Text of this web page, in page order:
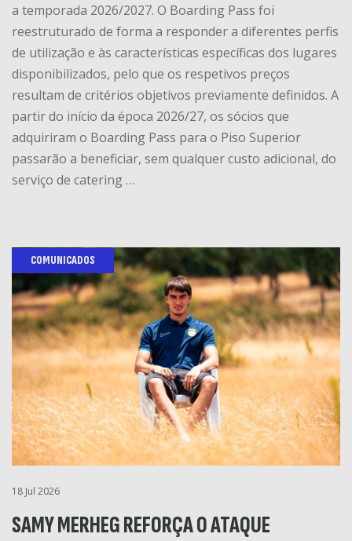
a temporada 2026/2027. O Boarding Pass foi
reestruturado de forma a responder a diferentes perfis
de utilização e às características específicas dos lugares
disponibilizados, pelo que os respetivos preços
resultam de critérios objetivos previamente definidos. A
partir do início da época 2026/27, os sócios que
adquiriram o Boarding Pass para o Piso Superior
passarão a beneficiar, sem qualquer custo adicional, do
serviço de catering …
COMUNICADOS
18 Jul 2026
SAMY MERHEG REFORÇA O ATAQUE